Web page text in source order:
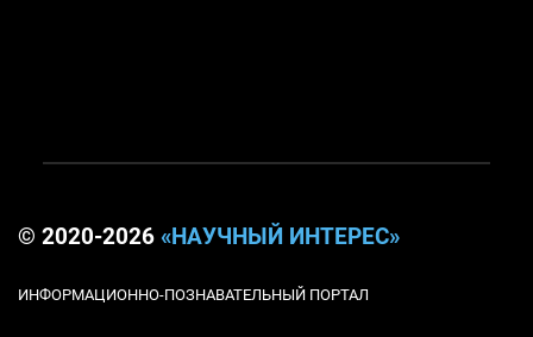
© 2020-2026 «НАУЧНЫЙ ИНТЕРЕС»
ИНФОРМАЦИОННО-ПОЗНАВАТЕЛЬНЫЙ ПОРТАЛ